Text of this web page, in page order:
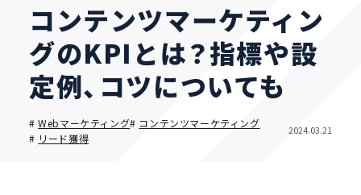
コンテンツマーケティン
グのKPIとは？指標や設
定例、コツについても
#Webマーケティング# コンテンツマーケティング
# リード獲得
2024.03.21